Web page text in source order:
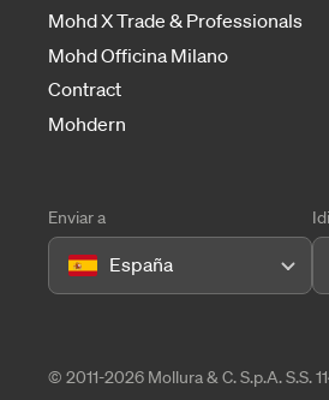
Mohd X Trade & Professionals
Mohd Officina Milano
Contract
Mohdern
Enviar a
España
© 2011-2026 Mollura & C. S.p.A. S.S.